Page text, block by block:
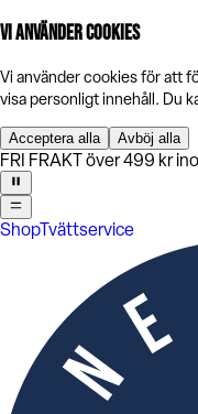
Vi använder cookies
Vi använder cookies för att
visa personligt innehåll. Du
Acceptera alla Avböj alla
FRI FRAKT över 499 kr
ShopTvättservice